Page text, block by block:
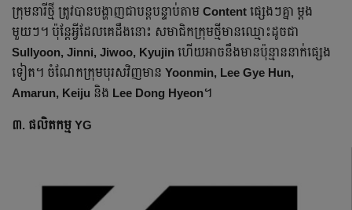
ក្រុមនារី​ថ្មី​ ​ត្រូវបាន​បង្ហាញ​ជា​បន្តបន្ទាប់តាម Content ផ្សេងៗគ្នា ម្ដង
មួយៗ។ ប៉ុន្តែ​អ្វី​ដែល​គេដឹងនោះ សមាជិក​ក្រុមថ្មីមានឈ្មោះដូចជា
Sullyoon, Jinni, Jiwoo, Kyujin ហើយអាច​នឹង​មាន​ប៉ុន្មាន​នាក់ផ្សេង
ទៀត។ ចំណែកក្រុមបុរសវិញ​មាន​ Yoonmin, Lee Gye Hun,
Amarun, Keiju និង​ Lee Dong Hyeon។
៣. ផលិតកម្ម YG